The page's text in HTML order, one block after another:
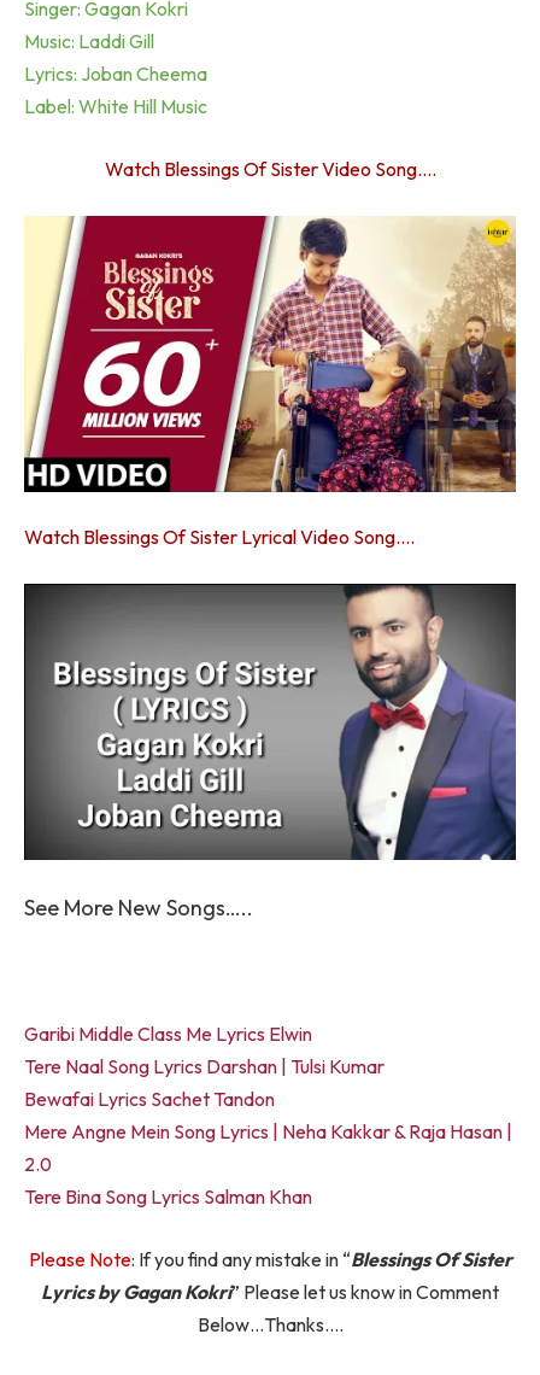
Singer: Gagan Kokri
Music: Laddi Gill
Lyrics: Joban Cheema
Label: White Hill Music
Watch Blessings Of Sister Video Song….
Watch Blessings Of Sister Lyrical Video Song….
See More New Songs…..
Garibi Middle Class Me Lyrics Elwin
Tere Naal Song Lyrics Darshan | Tulsi Kumar
Bewafai Lyrics Sachet Tandon
Mere Angne Mein Song Lyrics | Neha Kakkar & Raja Hasan |
2.0
Tere Bina Song Lyrics Salman Khan
Please Note: If you find any mistake in “Blessings Of Sister
Lyrics by Gagan Kokri” Please let us know in Comment
Below…Thanks….